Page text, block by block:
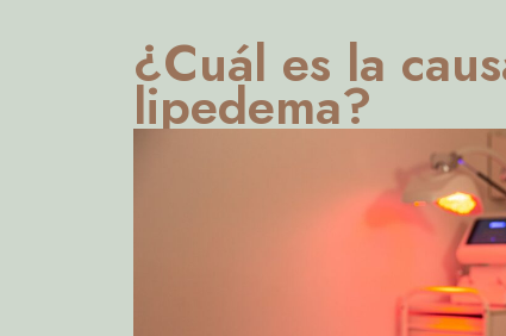
¿Cuál es la
lipedema?